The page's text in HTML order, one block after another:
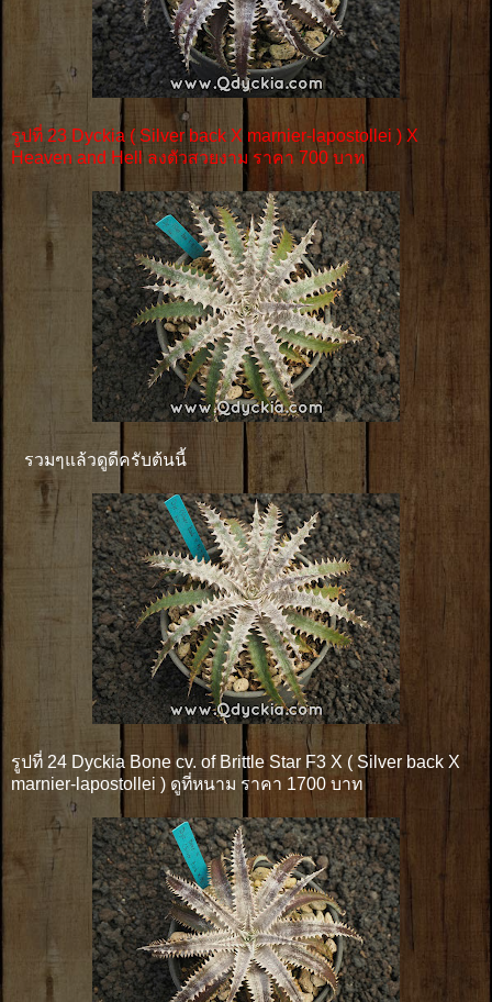
รูปที่ 23 Dyckia ( Silver back X marnier-lapostollei ) X
Heaven and Hell ลงตัวสวยงาม ราคา 700 บาท
รวมๆแล้วดูดีครับต้นนี้
รูปที่ 24 Dyckia Bone cv. of Brittle Star F3 X ( Silver back X
marnier-lapostollei ) ดูที่หนาม ราคา 1700 บาท